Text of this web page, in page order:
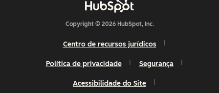
Copyright © 2026 HubSpot, Inc.
Centro de recursos jurídicos
Política de privacidade Segurança
Acessibilidade do Site